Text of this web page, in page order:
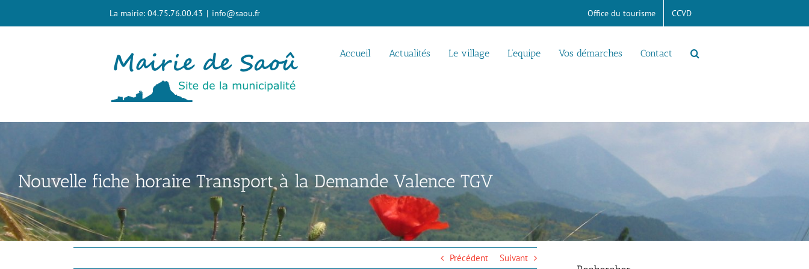
La mairie: 04.75.76.00.43 | info@saou.fr Office du tourisme CCVD
Accueil Actualités Le village L’equipe Vos démarches Contact
Nouvelle fiche horaire Transport à la Demande Valence TGV
Précédent Suivant